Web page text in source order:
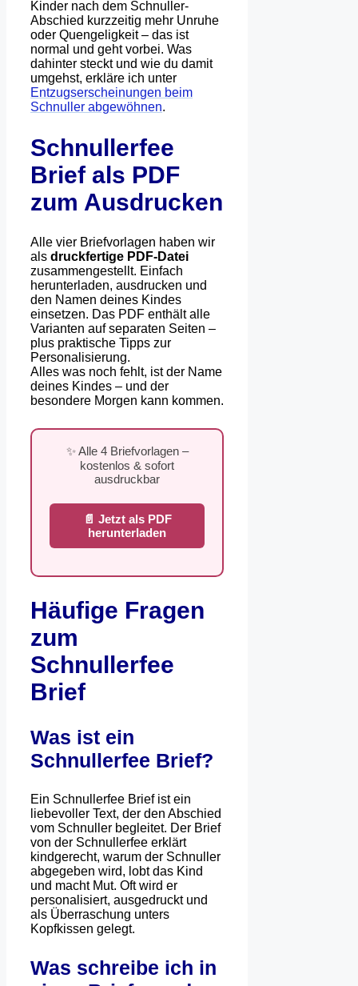
Kinder nach dem Schnuller-
Abschied kurzzeitig mehr Unruhe
oder Quengeligkeit – das ist
normal und geht vorbei. Was
dahinter steckt und wie du damit
umgehst, erkläre ich unter
Entzugserscheinungen beim
Schnuller abgewöhnen.
Schnullerfee
Brief als PDF
zum Ausdrucken
Alle vier Briefvorlagen haben wir
als druckfertige PDF-Datei
zusammengestellt. Einfach
herunterladen, ausdrucken und
den Namen deines Kindes
einsetzen. Das PDF enthält alle
Varianten auf separaten Seiten –
plus praktische Tipps zur
Personalisierung.
Alles was noch fehlt, ist der Name
deines Kindes – und der
besondere Morgen kann kommen.
✨ Alle 4 Briefvorlagen –
kostenlos & sofort
ausdruckbar
📄 Jetzt als PDF
herunterladen
Häufige Fragen
zum
Schnullerfee
Brief
Was ist ein
Schnullerfee Brief?
Ein Schnullerfee Brief ist ein
liebevoller Text, der den Abschied
vom Schnuller begleitet. Der Brief
von der Schnullerfee erklärt
kindgerecht, warum der Schnuller
abgegeben wird, lobt das Kind
und macht Mut. Oft wird er
personalisiert, ausgedruckt und
als Überraschung unters
Kopfkissen gelegt.
Was schreibe ich in